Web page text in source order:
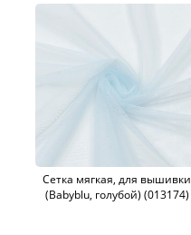
Сетка мягкая, для вышивки
(Babyblu, голубой) (013174)